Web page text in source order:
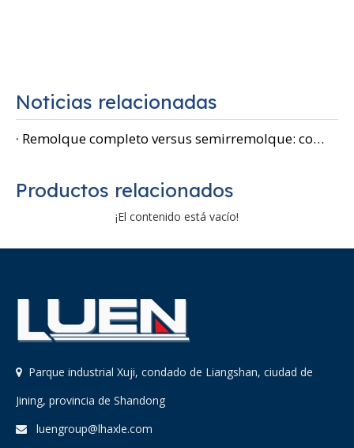
Noticias relacionadas
Remolque completo versus semirremolque: comprensión de las diferencias clave en el transporte por carretera
Productos relacionados
¡El contenido está vacío!
 Parque industrial Xuji, condado de Liangshan, ciudad de
Jining, provincia de Shandong
 luengroup@lhaxle.com